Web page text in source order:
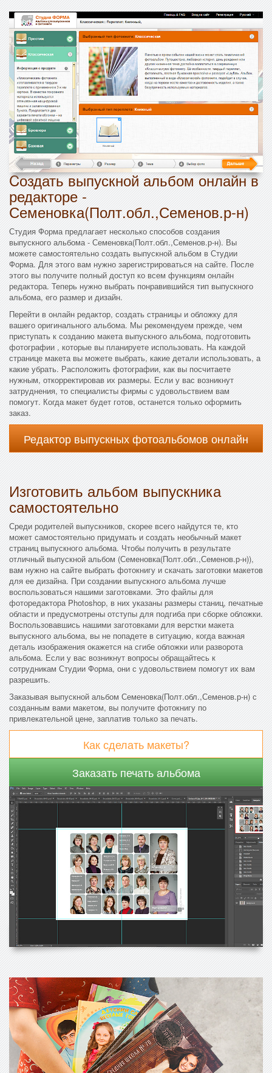
Cоздать выпускной альбом онлайн в
редакторе -
Семеновка(Полт.обл.,Семенов.р-н)
Студия Форма предлагает несколько способов создания
выпускного альбома - Семеновка(Полт.обл.,Семенов.р-н). Вы
можете самостоятельно создать выпускной альбом в Студии
Форма. Для этого вам нужно зарегистрироваться на сайте. После
этого вы получите полный доступ ко всем функциям онлайн
редактора. Теперь нужно выбрать понравившийся тип выпускного
альбома, его размер и дизайн.
Перейти в онлайн редактор, создать страницы и обложку для
вашего оригинального альбома. Мы рекомендуем прежде, чем
приступать к созданию макета выпускного альбома, подготовить
фотографии , которые вы планируете использовать. На каждой
странице макета вы можете выбрать, какие детали использовать, а
какие убрать. Расположить фотографии, как вы посчитаете
нужным, откорректировав их размеры. Если у вас возникнут
затруднения, то специалисты фирмы с удовольствием вам
помогут. Когда макет будет готов, останется только оформить
заказ.
Редактор выпускных фотоальбомов онлайн
Изготовить альбом выпускника
самостоятельно
Среди родителей выпускников, скорее всего найдутся те, кто
может самостоятельно придумать и создать необычный макет
страниц выпускного альбома. Чтобы получить в результате
отличный выпускной альбом (Семеновка(Полт.обл.,Семенов.р-н)),
вам нужно на сайте выбрать фотокнигу и скачать заготовки макетов
для ее дизайна. При создании выпускного альбома лучше
воспользоваться нашими заготовками. Это файлы для
фоторедактора Photoshop, в них указаны размеры станиц, печатные
области и предусмотрены отступы для подгиба при сборке обложки.
Воспользовавшись нашими заготовками для верстки макета
выпускного альбома, вы не попадете в ситуацию, когда важная
деталь изображения окажется на сгибе обложки или разворота
альбома. Если у вас возникнут вопросы обращайтесь к
сотрудникам Студии Форма, они с удовольствием помогут их вам
разрешить.
Заказывая выпускной альбом Семеновка(Полт.обл.,Семенов.р-н) с
созданным вами макетом, вы получите фотокнигу по
привлекательной цене, заплатив только за печать.
Как сделать макеты?
Заказать печать альбома